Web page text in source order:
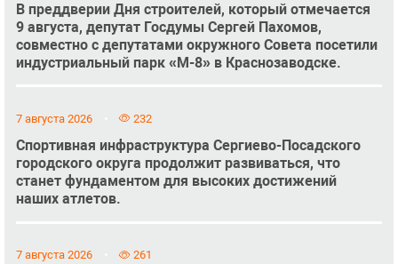
В преддверии Дня строителей, который отмечается
9 августа, депутат Госдумы Сергей Пахомов,
совместно с депутатами окружного Совета посетили
индустриальный парк «М-8» в Краснозаводске.
7 августа 2026 232
Спортивная инфраструктура Сергиево-Посадского
городского округа продолжит развиваться, что
станет фундаментом для высоких достижений
наших атлетов.
7 августа 2026 261